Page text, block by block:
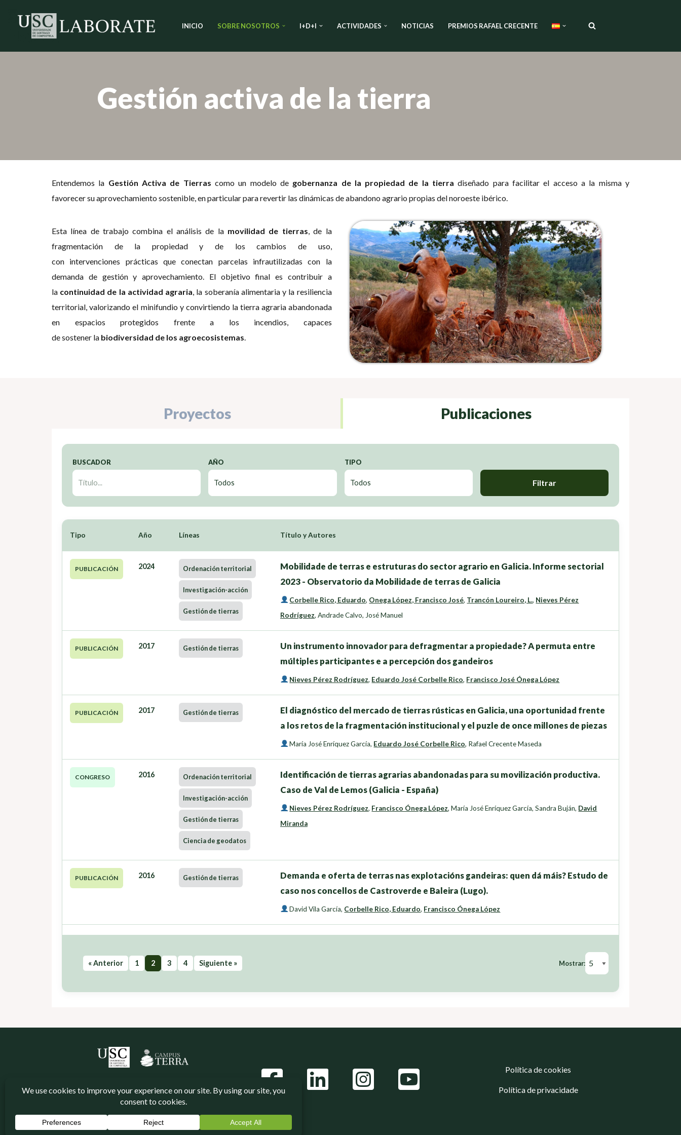
Saltar
INICIO SOBRE NOSOTROS I+D+I ACTIVIDADES NOTICIAS PREMIOS RAFAEL CRECENTE
Gestión activa de la tierra
Entendemos la Gestión Activa de Tierras como un modelo de gobernanza de la propiedad de la tierra diseñado para facilitar el acceso a la misma y
favorecer su aprovechamiento sostenible, en particular para revertir las dinámicas de abandono agrario propias del noroeste ibérico.
Esta línea de trabajo combina el análisis de la movilidad de tierras , de la
fragmentación de la propiedad y de los cambios de uso,
con intervenciones prácticas que conectan parcelas infrautilizadas con la
demanda de gestión y aprovechamiento. El objetivo final es contribuir a
la continuidad de la actividad agraria , la soberanía alimentaria y la resiliencia
territorial, valorizando el minifundio y convirtiendo la tierra agraria abandonada
en espacios protegidos frente a los incendios, capaces
de sostener la biodiversidad de los agroecosistemas
Proyectos Publicaciones
BUSCADOR AÑO TIPO
Filtrar
Tipo Año Líneas Título y Autores
PUBLICACIÓN 2024 Ordenación territorial
Investigación-acción
Gestión de tierras
Mobilidade de terras e estruturas do sector agrario en Galicia. Informe sectorial
2023 - Observatorio da Mobilidade de terras de Galicia
Corbelle Rico, Eduardo, Onega López, Francisco José, Trancón Loureiro, L., Nieves Pérez
Rodríguez, Andrade Calvo, José Manuel
PUBLICACIÓN 2017 Gestión de tierras
Un instrumento innovador para defragmentar a propiedade? A permuta entre
múltiples participantes e a percepción dos gandeiros
Nieves Pérez Rodríguez, Eduardo José Corbelle Rico, Francisco José Ónega López
PUBLICACIÓN 2017 Gestión de tierras
El diagnóstico del mercado de tierras rústicas en Galicia, una oportunidad frente
a los retos de la fragmentación institucional y el puzle de once millones de piezas
María José Enríquez García, Eduardo José Corbelle Rico, Rafael Crecente Maseda
CONGRESO 2016 Ordenación territorial
Investigación-acción
Gestión de tierras
Ciencia de geodatos
Identificación de tierras agrarias abandonadas para su movilización productiva.
Caso de Val de Lemos (Galicia - España)
Nieves Pérez Rodríguez, Francisco Ónega López,María José Enríquez García,Sandra Buján, David
Miranda
PUBLICACIÓN 2016 Gestión de tierras
Demanda e oferta de terras nas explotacións gandeiras: quen dá máis? Estudo de
caso nos concellos de Castroverde e Baleira (Lugo).
David Vila García, Corbelle Rico, Eduardo, Francisco Ónega López
« Anterior 1 2 3 4 Siguiente » Mostrar:
Neve| Funciona gracias aWordPress
Política de cookies
Política de privacidade